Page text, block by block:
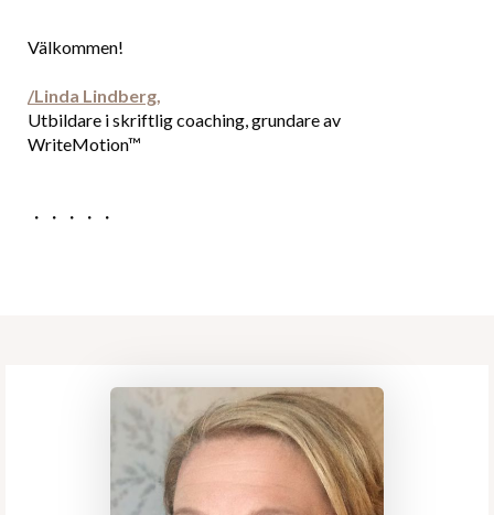
Välkommen!
/Linda Lindberg,
Utbildare i skriftlig coaching, grundare av
WriteMotion™
・・・・・